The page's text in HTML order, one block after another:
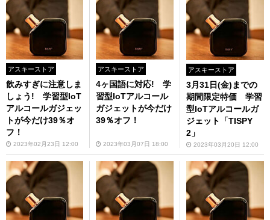
アスキーストア
飲みすぎに注意しま
しょう! 学習型IoT
アルコールガジェッ
トが今だけ39％オ
フ！
2023年02月23日 12:00
アスキーストア
4ヶ国語に対応! 学
習型IoTアルコール
ガジェットが今だけ
39％オフ！
2023年03月07日 18:00
アスキーストア
3月31日(金)までの
期間限定特価 学習
型IoTアルコールガ
ジェット「TISPY
2」
2023年03月20日 12:00